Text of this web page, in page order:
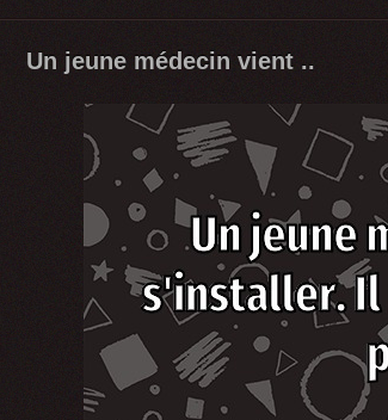
Un jeune médecin vient ..